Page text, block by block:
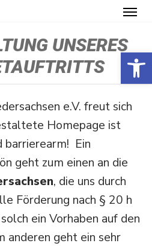
UNSERES
e.V. freut sich
Homepage ist
barrie­rearm! Ein
geht zum einen an die
, die uns durch
Förderung nach § 20 h
ein Vorhaben auf den
anderen geht ein sehr
Open toolbar